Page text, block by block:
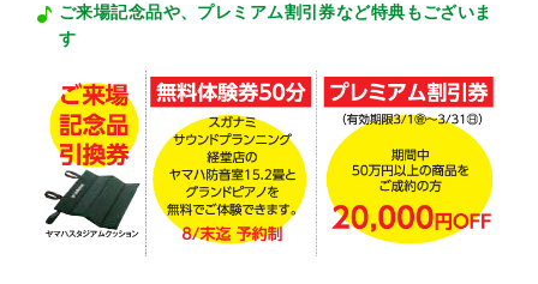
ご来場記念品や、プレミアム割引券など特典もございま
す